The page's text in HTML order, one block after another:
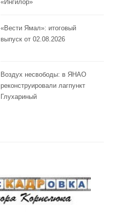
«Ингилор»
«Вести Ямал»: итоговый
выпуск от 02.08.2026
Воздух несвободы: в ЯНАО
реконструировали лагпункт
Глухариный